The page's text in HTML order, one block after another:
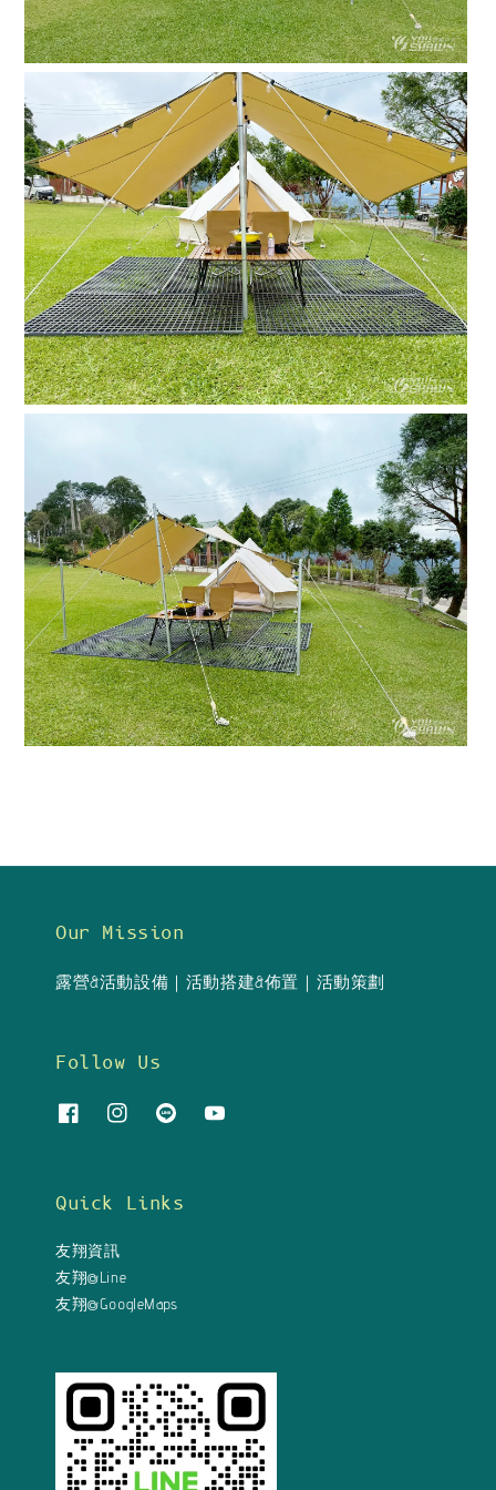
Our Mission
露營&活動設備｜活動搭建&佈置｜活動策劃
Follow Us
Quick Links
友翔資訊
友翔@Line
友翔@GoogleMaps